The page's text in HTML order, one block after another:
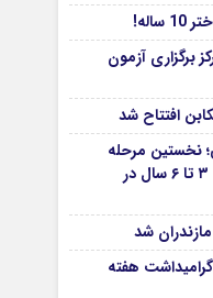
برگزاری آزمون
افتتاح شد
نخستین مرحله
اجرای طرح غربالگری شنوایی کودکان ۳ تا ۶ سال در
شد
هفته